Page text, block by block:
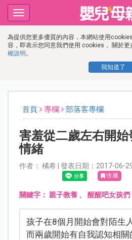
為提供您更多優質的內容，本網站使用
容，即表示您同意我們使用 cookies， 關於
權說明 。
我知道了
Toggle
navigation
首頁 專欄 部落客專欄
害羞從二歲左右開
情緒
作者： 橘希 | 發表日期：2017-06-
收藏
關鍵字： 親子教養、 醒醒吧女孩們
孩子在8個月開始會對陌生
而兩歲開始有自我認知相